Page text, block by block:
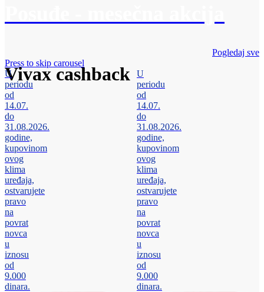
Vivax cashback
Pogledaj sve
Press to skip carousel
U
periodu
od
14.07.
do
31.08.2026.
godine,
kupovinom
ovog
klima
uređaja,
ostvarujete
pravo
na
povrat
novca
u
iznosu
od
9.000
dinara.
U
periodu
od
14.07.
do
31.08.2026.
godine,
kupovinom
ovog
klima
uređaja,
ostvarujete
pravo
na
povrat
novca
u
iznosu
od
9.000
dinara.